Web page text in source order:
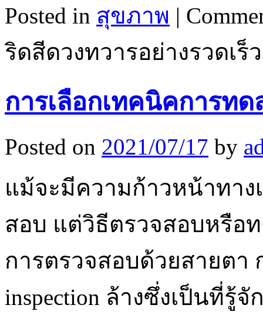
Posted in สุขภาพ |
ริดสีดวงทวารอย่างรวดเร็ว
การเลือกเทคนิคการท
Posted on 2021/07/17 by
แม้จะมีความก้าวหน้าทาง
สอบ แต่วิธีตรวจสอบหรื
การตรวจสอบด้วยสายตา
inspection ล้างซึ่งเป็นที่รู้